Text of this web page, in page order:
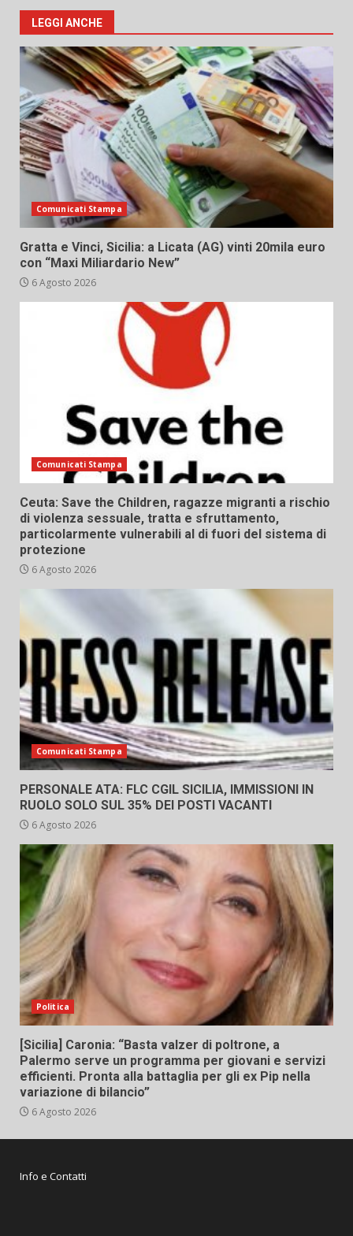
LEGGI ANCHE
Comunicati Stampa
Gratta e Vinci, Sicilia: a Licata (AG) vinti 20mila euro
con “Maxi Miliardario New”
6 Agosto 2026
Comunicati Stampa
Ceuta: Save the Children, ragazze migranti a rischio
di violenza sessuale, tratta e sfruttamento,
particolarmente vulnerabili al di fuori del sistema di
protezione
6 Agosto 2026
Comunicati Stampa
PERSONALE ATA: FLC CGIL SICILIA, IMMISSIONI IN
RUOLO SOLO SUL 35% DEI POSTI VACANTI
6 Agosto 2026
Politica
[Sicilia] Caronia: “Basta valzer di poltrone, a
Palermo serve un programma per giovani e servizi
efficienti. Pronta alla battaglia per gli ex Pip nella
variazione di bilancio”
6 Agosto 2026
Info e Contatti